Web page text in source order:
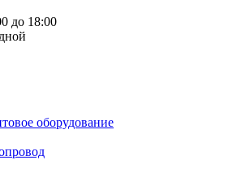
до 18:00
оборудование